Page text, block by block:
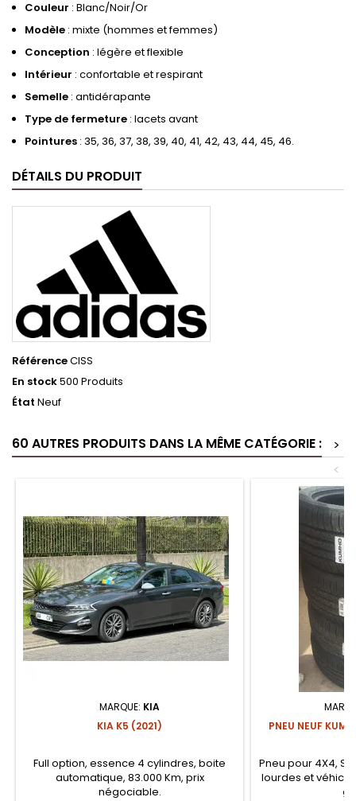
Couleur : Blanc/Noir/Or
Modèle : mixte (hommes et femmes)
Conception : légère et flexible
Intérieur : confortable et respirant
Semelle : antidérapante
Type de fermeture : lacets avant
Pointures : 35, 36, 37, 38, 39, 40, 41, 42, 43, 44, 45, 46.
DÉTAILS DU PRODUIT
RéférenceCISS
En stock500 Produits
État Neuf
60 AUTRES PRODUITS DANS LA MÊME CATÉGORIE :
>
<
MARQUE: KIA
KIA K5 (2021)
Full option, essence 4 cylindres, boite
automatique, 83.000 Km, prix
négociable.
PNEU NEUF
Pneu pour 4X4,
lourdes et